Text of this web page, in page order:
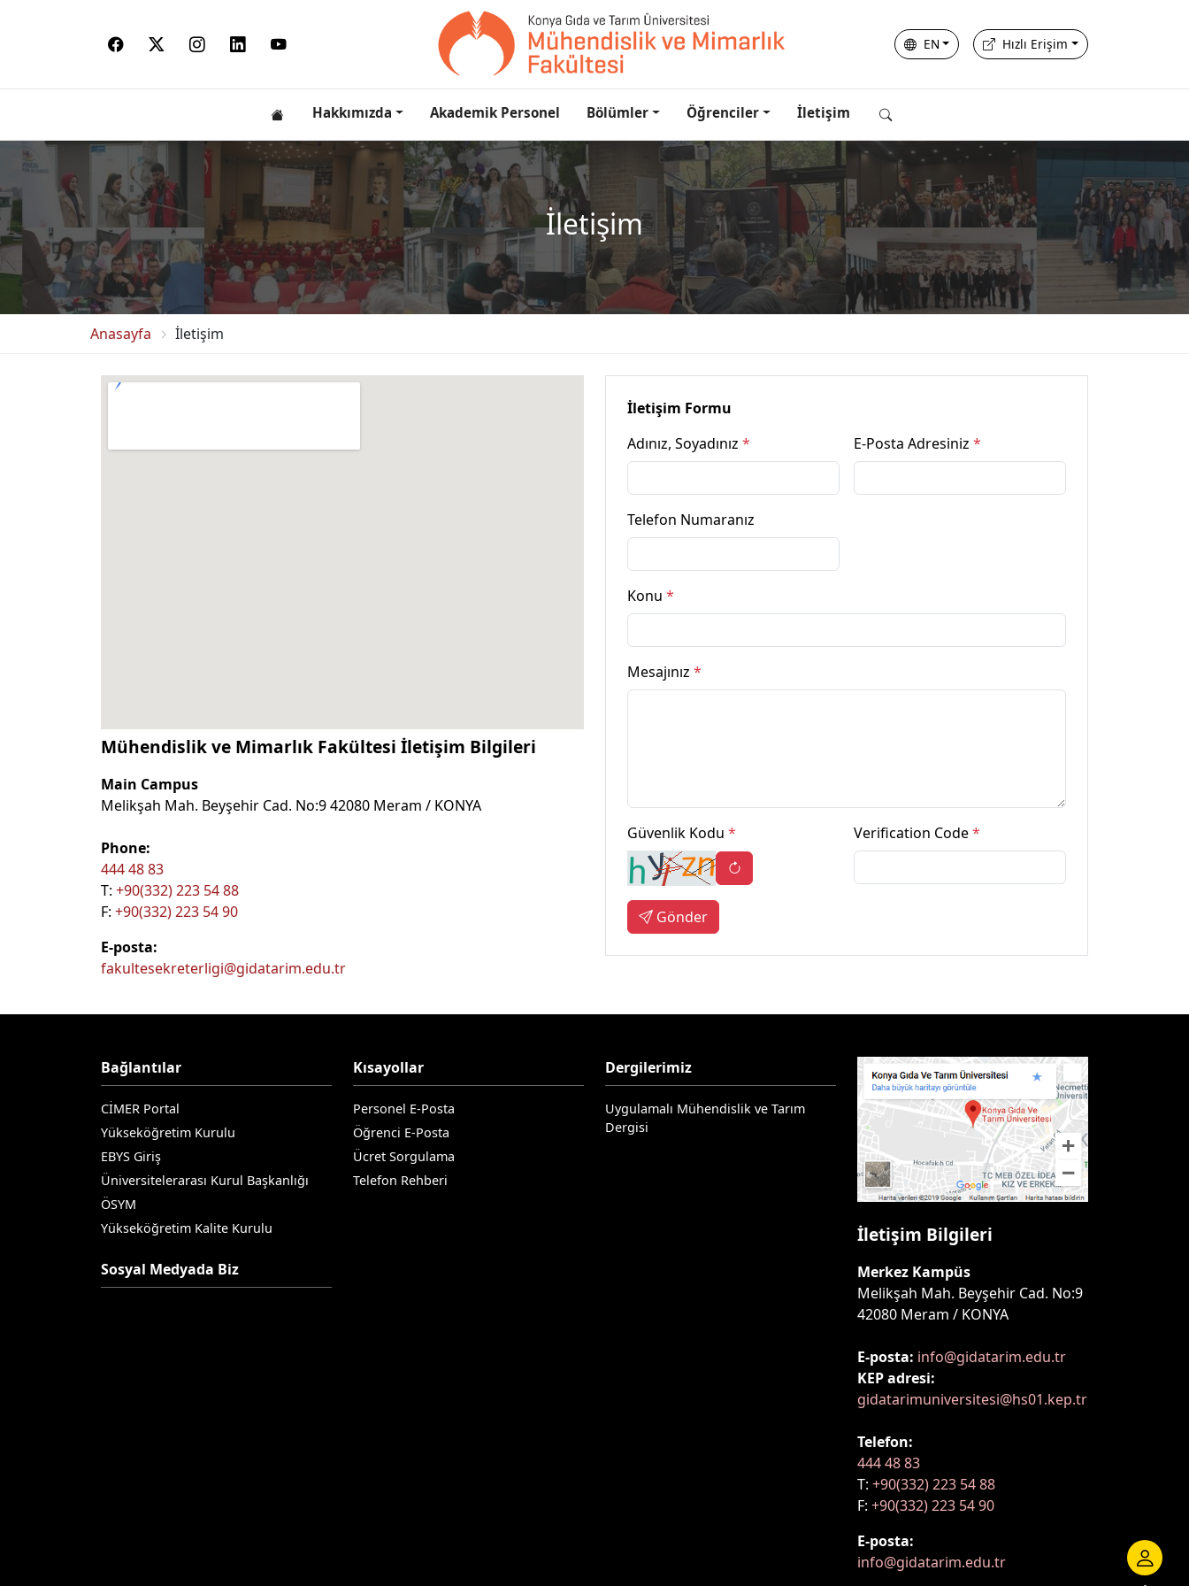
EN Hızlı Erişim
Hakkımızda Akademik Personel Bölümler Öğrenciler İletişim
İletişim
Anasayfa İletişim
Mühendislik ve Mimarlık Fakültesi İletişim Bilgileri
Main Campus
Melikşah Mah. Beyşehir Cad. No:9 42080 Meram / KONYA
Phone:
444 48 83
T: +90(332) 223 54 88
F: +90(332) 223 54 90
E-posta:
fakultesekreterligi@gidatarim.edu.tr
İletişim Formu
Adınız, Soyadınız * E-Posta Adresiniz *
Telefon Numaranız
Konu *
Mesajınız *
Güvenlik Kodu * Verification Code*
Gönder
Bağlantılar
CİMER Portal
Yükseköğretim Kurulu
EBYS Giriş
Üniversitelerarası Kurul Başkanlığı
ÖSYM
Yükseköğretim Kalite Kurulu
Sosyal Medyada Biz
Kısayollar
Personel E-Posta
Öğrenci E-Posta
Ücret Sorgulama
Telefon Rehberi
Dergilerimiz
Uygulamalı Mühendislik ve Tarım
Dergisi
İletişim Bilgileri
Merkez Kampüs
Melikşah Mah. Beyşehir Cad. No:9
42080 Meram / KONYA
E-posta: info@gidatarim.edu.tr
KEP adresi:
gidatarimuniversitesi@hs01.kep.tr
Telefon:
444 48 83
T: +90(332) 223 54 88
F: +90(332) 223 54 90
E-posta:
info@gidatarim.edu.tr